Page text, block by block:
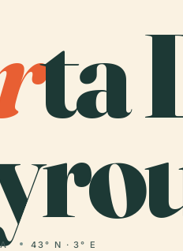
ta
43° N · 3° E